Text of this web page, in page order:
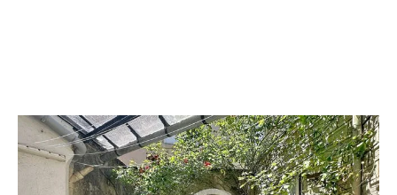
COGNAC 16
97 m2, 4 pièces
Ref : 2972